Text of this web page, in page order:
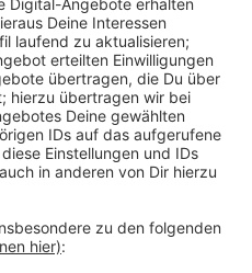
vermisst. Um ihn
und Suchhunde
Polizei am
auf, die Augen
bedankt sich für die
es.